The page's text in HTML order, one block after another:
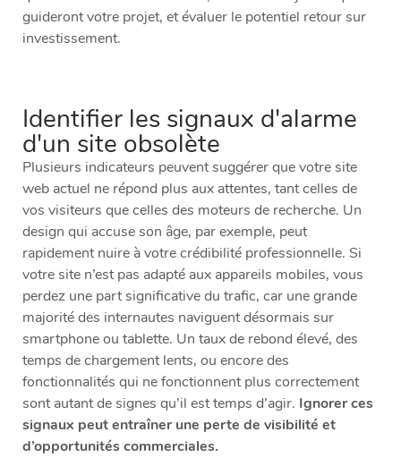
guideront votre projet, et évaluer le potentiel retour sur
investissement.
Identifier les signaux d'alarme
d'un site obsolète
Plusieurs indicateurs peuvent suggérer que votre site
web actuel ne répond plus aux attentes, tant celles de
vos visiteurs que celles des moteurs de recherche. Un
design qui accuse son âge, par exemple, peut
rapidement nuire à votre crédibilité professionnelle. Si
votre site n’est pas adapté aux appareils mobiles, vous
perdez une part significative du trafic, car une grande
majorité des internautes naviguent désormais sur
smartphone ou tablette. Un taux de rebond élevé, des
temps de chargement lents, ou encore des
fonctionnalités qui ne fonctionnent plus correctement
sont autant de signes qu’il est temps d’agir. Ignorer ces
signaux peut entraîner une perte de visibilité et
d’opportunités commerciales.